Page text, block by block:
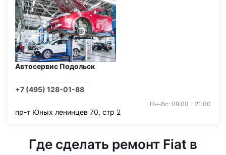
Автосервис Подольск
+7 (495) 128-01-88
Пн-Вс: 09:00 - 21:00
пр-т Юных ленинцев 70, стр 2
Где сделать ремонт Fiat в